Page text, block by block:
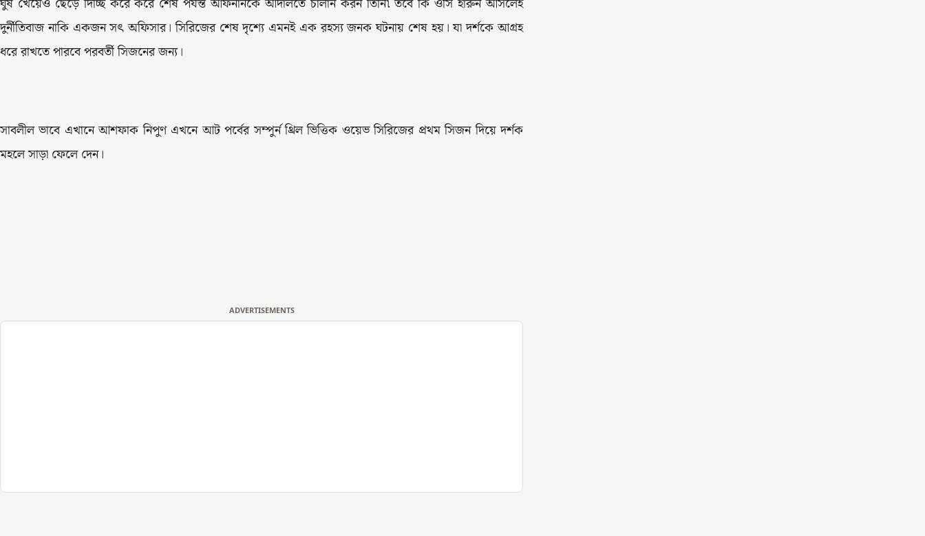
দুর্নীতিবাজ নাকি একজন সৎ অফিসার। সিরিজের শেষ দৃশ্যে এমনই এক রহস্য জনক ঘটনায় শেষ হয়। যা দর্শকে আগ্রহ
ধরে রাখতে পারবে পরবর্তী সিজনের জন্য।
সাবলীল ভাবে এখানে আশফাক নিপুণ এখনে আট পর্বের সম্পুর্ন থ্রিল ভিত্তিক ওয়েভ সিরিজের প্রথম সিজন দিয়ে দর্শক
মহলে সাড়া ফেলে দেন।
ADVERTISEMENTS